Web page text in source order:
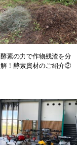
酵素の力で作物残渣を分
解！酵素資材のご紹介②